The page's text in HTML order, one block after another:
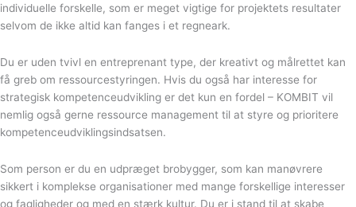
individuelle forskelle, som er meget vigtige for projektets resultater
selvom de ikke altid kan fanges i et regneark.
Du er uden tvivl en entreprenant type, der kreativt og målrettet kan
få greb om ressourcestyringen. Hvis du også har interesse for
strategisk kompetenceudvikling er det kun en fordel – KOMBIT vil
nemlig også gerne ressource management til at styre og prioritere
kompetenceudviklingsindsatsen.
Som person er du en udpræget brobygger, som kan manøvrere
sikkert i komplekse organisationer med mange forskellige interesser
og fagligheder og med en stærk kultur. Du er i stand til at skabe